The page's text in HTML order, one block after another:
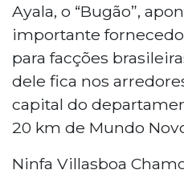
Ayala, o “Bugão”,
importante
para facções
dele fica nos
capital do
20 km de Mundo
Ninfa Villasboa